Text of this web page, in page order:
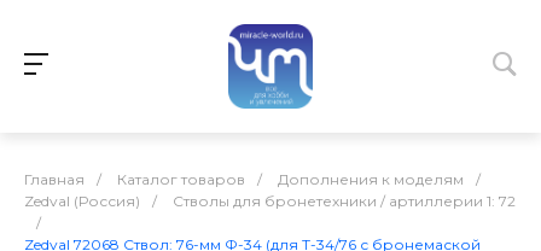
Главная / Каталог товаров / Дополнения к моделям
/
Zedval (Россия)
/
Стволы для бронетехники / артиллерии 1: 72
/
Zedval 72068 Ствол: 76-мм Ф-34 (для Т-34/76 с бронемаской